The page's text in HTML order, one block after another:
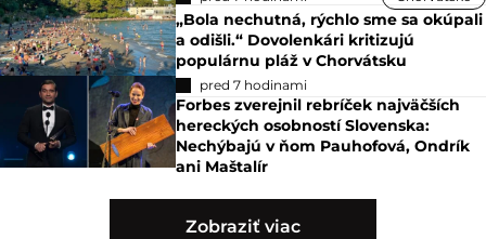
„Bola nechutná, rýchlo sme sa okúpali
a odišli.“ Dovolenkári kritizujú
populárnu pláž v Chorvátsku
pred 7 hodinami
Forbes zverejnil rebríček najväčších
hereckých osobností Slovenska:
Nechýbajú v ňom Pauhofová, Ondrík
ani Maštalír
Zobraziť viac